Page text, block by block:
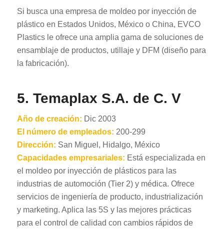
Si busca una empresa de moldeo por inyección de
plástico en Estados Unidos, México o China, EVCO
Plastics le ofrece una amplia gama de soluciones de
ensamblaje de productos, utillaje y DFM (diseño para
la fabricación).
5. Temaplax S.A. de C. V
Año de creación: Dic 2003
El número de empleados: 200-299
Dirección: San Miguel, Hidalgo, México
Capacidades empresariales: Está especializada en
el moldeo por inyección de plásticos para las
industrias de automoción (Tier 2) y médica. Ofrece
servicios de ingeniería de producto, industrialización
y marketing. Aplica las 5S y las mejores prácticas
para el control de calidad con cambios rápidos de